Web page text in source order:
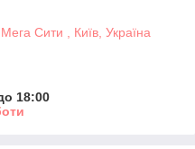
Сити , Київ, Україна
18:00